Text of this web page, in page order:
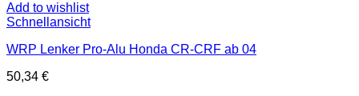
Add to wishlist
Schnellansicht
WRP Lenker Pro-Alu Honda CR-CRF ab 04
50,34 €